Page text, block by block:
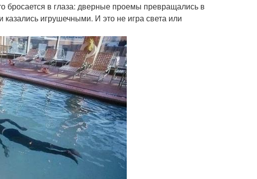
в глаза: дверные проемы превращались в
игрушечными. И это не игра света или